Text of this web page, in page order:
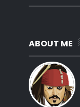
ABOUT ME